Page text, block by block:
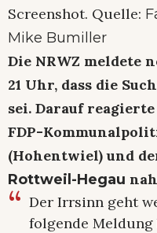
Screenshot. Quelle:
Mike Bumiller
Die NRWZ meldete
21 Uhr, dass die
sei. Darauf
FDP-
(Hohentwiel) und
Rottweil-Hegau
Der Irrsinn geht
folgende Meldung